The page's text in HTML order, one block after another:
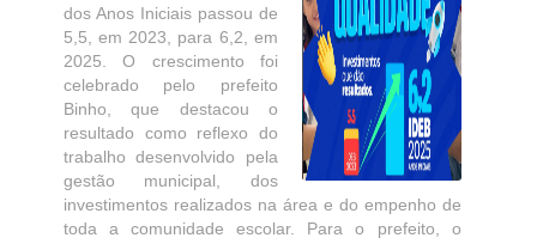
dos Anos Iniciais passou de
5,5, em 2023, para 6,2, em
2025. O crescimento foi
celebrado pelo prefeito
Binho, que destacou o
resultado como reflexo do
trabalho desenvolvido pela
gestão municipal, dos
investimentos realizados na área e do empenho de
toda a comunidade escolar. Para o prefeito, o